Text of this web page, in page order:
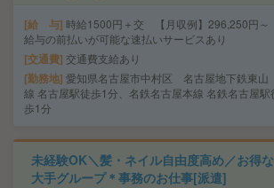
給 与 時給1500円＋交 【月収例】296,250円
給与の前払いが可能な速払いサービスあり
交通費 交通費支給あり
勤務地 愛知県名古屋市中村区 名古屋地下鉄東山
線 名古屋駅徒歩1分、名鉄名古屋本線 名鉄名古屋駅
歩1分
未経験OK＼髪・ネイル自由度高め／お得
大手グループ＊事務のお仕事[派遣]